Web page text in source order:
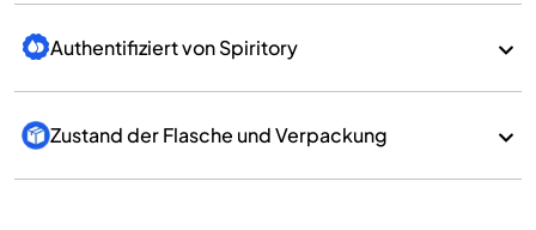
Authentifiziert von Spiritory
Zustand der Flasche und Verpackung